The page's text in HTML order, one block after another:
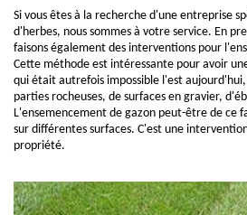
Si vous êtes à la recherche d'une entreprise
d'herbes, nous sommes à votre service. En
faisons également des interventions pour
Cette méthode est intéressante pour avoir
qui était autrefois impossible l'est
parties rocheuses, de surfaces en gravier,
L'ensemencement de gazon peut-être de ce
sur différentes surfaces. C'est une
propriété.